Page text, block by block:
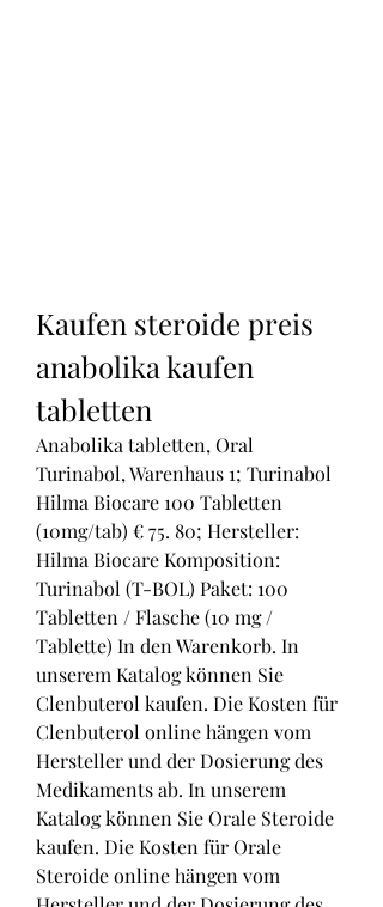
Kaufen steroide preis
anabolika kaufen
tabletten
Anabolika tabletten, Oral
Turinabol, Warenhaus 1; Turinabol
Hilma Biocare 100 Tabletten
(10mg/tab) € 75. 80; Hersteller:
Hilma Biocare Komposition:
Turinabol (T-BOL) Paket: 100
Tabletten / Flasche (10 mg /
Tablette) In den Warenkorb. In
unserem Katalog können Sie
Clenbuterol kaufen. Die Kosten für
Clenbuterol online hängen vom
Hersteller und der Dosierung des
Medikaments ab. In unserem
Katalog können Sie Orale Steroide
kaufen. Die Kosten für Orale
Steroide online hängen vom